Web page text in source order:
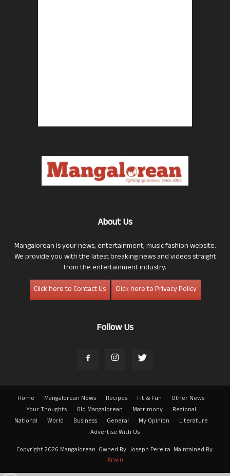
About Us
Mangalorean is your news, entertainment, music fashion website.
We provide you with the latest breaking news and videos straight
from the entertainment industry.
Click here to Contact Us
Click here to Privacy Policy
Follow Us
Home Mangalorean News Recipes Fit & Fun
Other News
Your Thoughts
Old Mangalorean Matrimony
Regional
National
World Business General My Opinion
Literature
Advertise With Us
Copyright 2026 Mangalorean. Owned By: Joseph Pereira. Maintained By:
Arwin